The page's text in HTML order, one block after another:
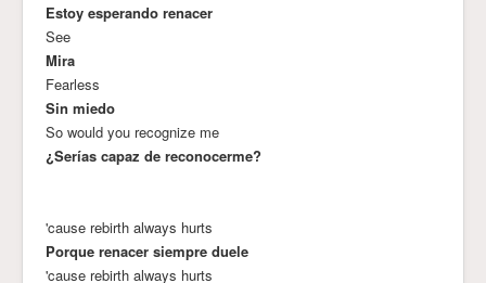
Estoy esperando renacer
See
Mira
Fearless
Sin miedo
So would you recognize me
¿Serías capaz de reconocerme?
'cause rebirth always hurts
Porque renacer siempre duele
'cause rebirth always hurts